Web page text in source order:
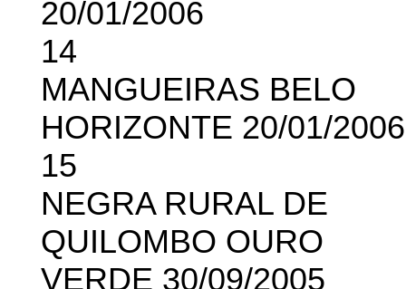
20/01/2006
14
MANGUEIRAS BELO
HORIZONTE 20/01/2006
15
NEGRA RURAL DE
QUILOMBO OURO
VERDE 30/09/2005